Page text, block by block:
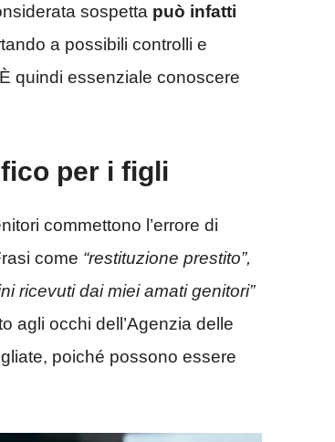
sospetta può infatti
a possibili controlli e
quindi essenziale conoscere
per i figli
commettono l’errore di
come “restituzione prestito”,
ricevuti dai miei amati genitori”
agli occhi dell’Agenzia delle
poiché possono essere